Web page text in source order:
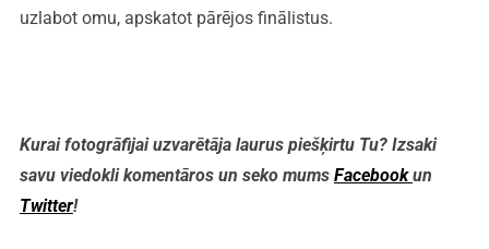
uzlabot omu, apskatot pārējos finālistus.
Kurai fotogrāfijaiuzvarētāja laurus piešķirtu Tu? Izsaki
savu viedokli komentāros un seko mums Facebookun
Twitter!